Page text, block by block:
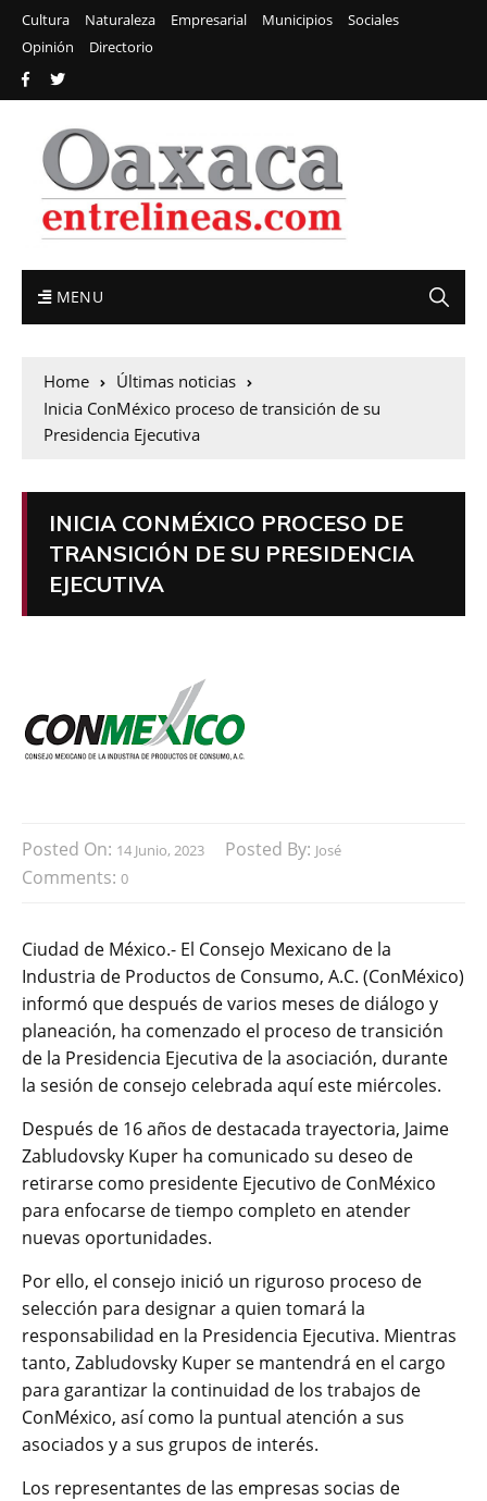
Cultura Naturaleza Empresarial Municipios
Sociales
Opinión
Directorio
MENU
Home
Últimas noticias
Inicia ConMéxico proceso de transición de su
Presidencia Ejecutiva
INICIA CONMÉXICO PROCESO DE
TRANSICIÓN DE SU PRESIDENCIA
EJECUTIVA
Posted On: 14 Junio, 2023 Posted By: José
Comments: 0
Ciudad de México.- El Consejo Mexicano de la
Industria de Productos de Consumo, A.C. (ConMéxico)
informó que después de varios meses de diálogo y
planeación, ha comenzado el proceso de transición
de la Presidencia Ejecutiva de la asociación, durante
la sesión de consejo celebrada aquí este miércoles.
Después de 16 años de destacada trayectoria, Jaime
Zabludovsky Kuper ha comunicado su deseo de
retirarse como presidente Ejecutivo de ConMéxico
para enfocarse de tiempo completo en atender
nuevas oportunidades.
Por ello, el consejo inició un riguroso proceso de
selección para designar a quien tomará la
responsabilidad en la Presidencia Ejecutiva. Mientras
tanto, Zabludovsky Kuper se mantendrá en el cargo
para garantizar la continuidad de los trabajos de
ConMéxico, así como la puntual atención a sus
asociados y a sus grupos de interés.
Los representantes de las empresas socias de